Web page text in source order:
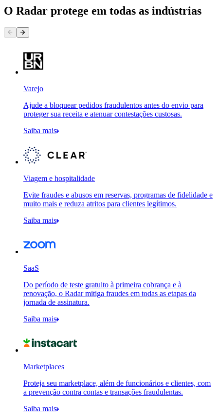
O Radar protege em todas as indústrias
Varejo
Ajude a bloquear pedidos fraudulentos antes do envio para
proteger sua receita e atenuar contestações custosas.
Saiba mais
Viagem e hospitalidade
Evite fraudes e abusos em reservas, programas de fidelidade e
muito mais e reduza atritos para clientes legítimos.
Saiba mais
SaaS
Do período de teste gratuito à primeira cobrança e à
renovação, o Radar mitiga fraudes em todas as etapas da
jornada de assinatura.
Saiba mais
Marketplaces
Proteja seu marketplace, além de funcionários e clientes, com
a prevenção contra contas e transações fraudulentas.
Saiba mais